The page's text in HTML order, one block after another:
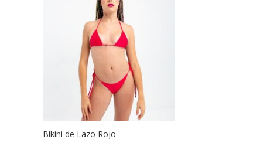
Bikini de Lazo Rojo